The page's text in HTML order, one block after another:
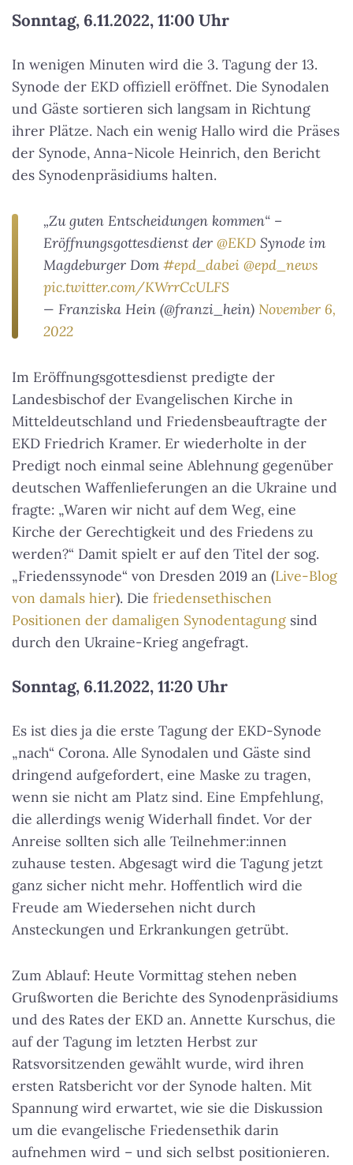
Sonntag, 6.11.2022, 11:00 Uhr
In wenigen Minuten wird die 3. Tagung der 13.
Synode der EKD offiziell eröffnet. Die Synodalen
und Gäste sortieren sich langsam in Richtung
ihrer Plätze. Nach ein wenig Hallo wird die Präses
der Synode, Anna-Nicole Heinrich, den Bericht
des Synodenpräsidiums halten.
„Zu guten Entscheidungen kommen“ –
Eröffnungsgottesdienst der ⁦ @EKD ⁩ Synode im
Magdeburger Dom #epd_dabei @epd_news
pic.twitter.com/KWrrCcULFS
— Franziska Hein (@franzi_hein) November 6,
2022
Im Eröffnungsgottesdienst predigte der
Landesbischof der Evangelischen Kirche in
Mitteldeutschland und Friedensbeauftragte der
EKD Friedrich Kramer. Er wiederholte in der
Predigt noch einmal seine Ablehnung gegenüber
deutschen Waffenlieferungen an die Ukraine und
fragte: „Waren wir nicht auf dem Weg, eine
Kirche der Gerechtigkeit und des Friedens zu
werden?“ Damit spielt er auf den Titel der sog.
„Friedenssynode“ von Dresden 2019 an (Live-Blog
von damals hier). Die friedensethischen
Positionen der damaligen Synodentagung sind
durch den Ukraine-Krieg angefragt.
Sonntag, 6.11.2022, 11:20 Uhr
Es ist dies ja die erste Tagung der EKD-Synode
„nach“ Corona. Alle Synodalen und Gäste sind
dringend aufgefordert, eine Maske zu tragen,
wenn sie nicht am Platz sind. Eine Empfehlung,
die allerdings wenig Widerhall findet. Vor der
Anreise sollten sich alle Teilnehmer:innen
zuhause testen. Abgesagt wird die Tagung jetzt
ganz sicher nicht mehr. Hoffentlich wird die
Freude am Wiedersehen nicht durch
Ansteckungen und Erkrankungen getrübt.
Zum Ablauf: Heute Vormittag stehen neben
Grußworten die Berichte des Synodenpräsidiums
und des Rates der EKD an. Annette Kurschus, die
auf der Tagung im letzten Herbst zur
Ratsvorsitzenden gewählt wurde, wird ihren
ersten Ratsbericht vor der Synode halten. Mit
Spannung wird erwartet, wie sie die Diskussion
um die evangelische Friedensethik darin
aufnehmen wird – und sich selbst positionieren.